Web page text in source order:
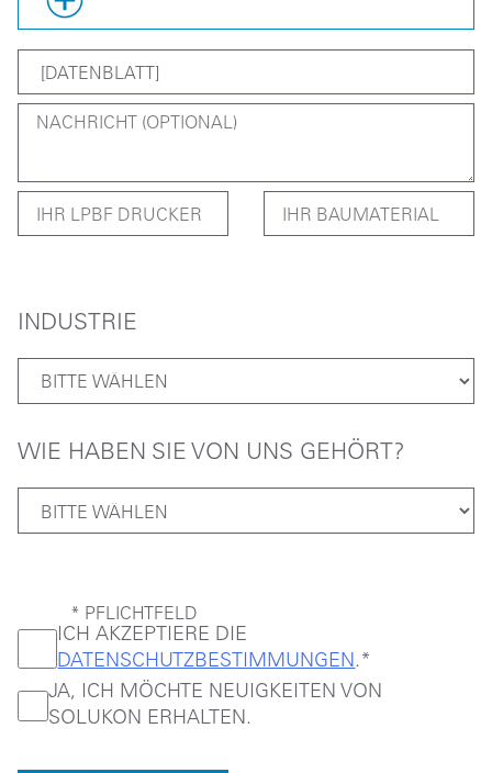
INDUSTRIE
WIE HABEN SIE VON UNS GEHÖRT?
* PFLICHTFELD
ICH AKZEPTIERE DIE
DATENSCHUTZBESTIMMUNGEN.*
JA, ICH MÖCHTE NEUIGKEITEN VON
SOLUKON ERHALTEN.